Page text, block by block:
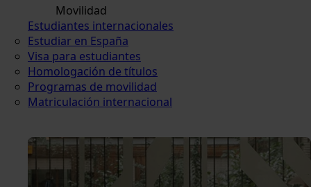
Movilidad
Estudiantes internacionales
Estudiar en España
Visa para estudiantes
Homologación de títulos
Programas de movilidad
Matriculación internacional